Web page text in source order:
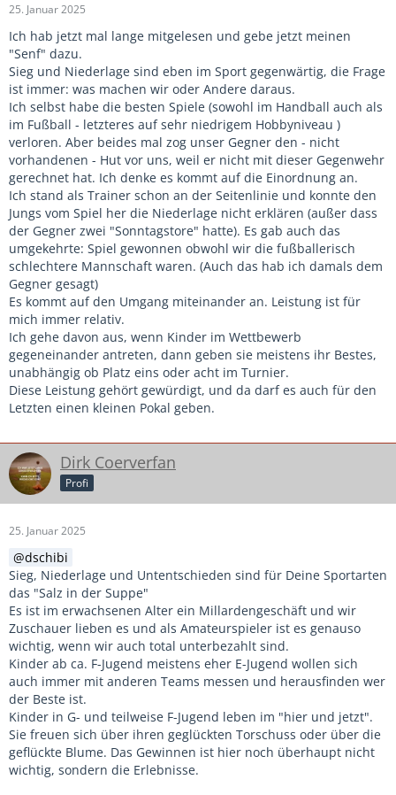
Ich glaube, bzw. bin davon überzeugt, dass die Kinder dann
selten in diesen beiden Alterstufen Spiele gewinnen
werden. Erst ab alter Jahrgang E- bzw. ab der D-Jugend
kommt dann die langfristig und altersgerechte Ausbildung
der Kinder so zum Tragen, dass sie auch Spiele dominieren
können. Das habe habe ich schon einmal ausprobiert und
werde es jetzt noch einmal so versuchen.
Achtung ich habe jetzt von F- und E-Jugend geschrieben.
25. Januar 2025
Ich hab jetzt mal lange mitgelesen und gebe jetzt meinen
"Senf" dazu.
Sieg und Niederlage sind eben im Sport gegenwärtig, die Frage
ist immer: was machen wir oder Andere daraus.
Ich selbst habe die besten Spiele (sowohl im Handball auch als
im Fußball - letzteres auf sehr niedrigem Hobbyniveau )
verloren. Aber beides mal zog unser Gegner den - nicht
vorhandenen - Hut vor uns, weil er nicht mit dieser Gegenwehr
gerechnet hat. Ich denke es kommt auf die Einordnung an.
Ich stand als Trainer schon an der Seitenlinie und konnte den
Jungs vom Spiel her die Niederlage nicht erklären (außer dass
der Gegner zwei "Sonntagstore" hatte). Es gab auch das
umgekehrte: Spiel gewonnen obwohl wir die fußballerisch
schlechtere Mannschaft waren. (Auch das hab ich damals dem
Gegner gesagt)
Es kommt auf den Umgang miteinander an. Leistung ist für
mich immer relativ.
Ich gehe davon aus, wenn Kinder im Wettbewerb
gegeneinander antreten, dann geben sie meistens ihr Bestes,
unabhängig ob Platz eins oder acht im Turnier.
Diese Leistung gehört gewürdigt, und da darf es auch für den
Letzten einen kleinen Pokal geben.
Dirk Coerverfan
Profi
25. Januar 2025
dschibi
Sieg, Niederlage und Untentschieden sind für Deine Sportarten
das "Salz in der Suppe"
Es ist im erwachsenen Alter ein Millardengeschäft und wir
Zuschauer lieben es und als Amateurspieler ist es genauso
wichtig, wenn wir auch total unterbezahlt sind.
Kinder ab ca. F-Jugend meistens eher E-Jugend wollen sich
auch immer mit anderen Teams messen und herausfinden wer
der Beste ist.
Kinder in G- und teilweise F-Jugend leben im "hier und jetzt".
Sie freuen sich über ihren geglückten Torschuss oder über die
geflückte Blume. Das Gewinnen ist hier noch überhaupt nicht
wichtig, sondern die Erlebnisse.